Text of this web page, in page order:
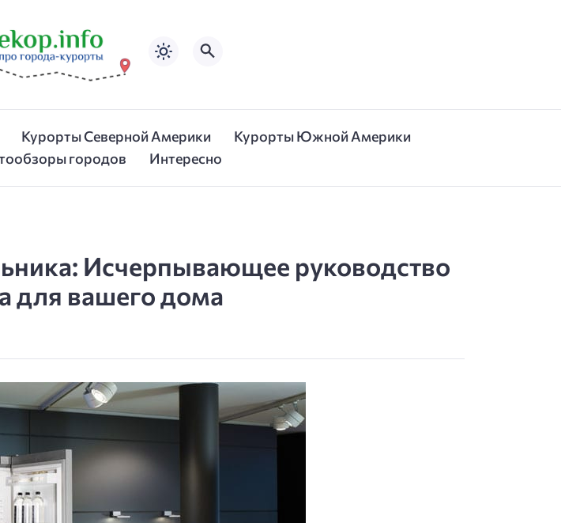
Курорты Северной Америки
Курорты Южной Америки
городов Интересно
Исчерпывающее руководство
для вашего дома